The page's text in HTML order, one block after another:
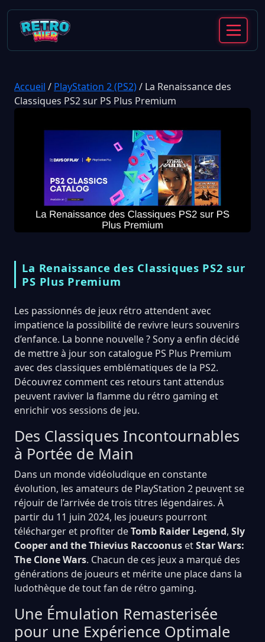
Accueil / PlayStation 2 (PS2)/ La Renaissance des
Classiques PS2 sur PS Plus Premium
La Renaissance des Classiques PS2 sur
PS Plus Premium
Les passionnés de jeux rétro attendent avec
impatience la possibilité de revivre leurs souvenirs
d’enfance. La bonne nouvelle ? Sony a enfin décidé
de mettre à jour son catalogue PS Plus Premium
avec des classiques emblématiques de la PS2.
Découvrez comment ces retours tant attendus
peuvent raviver la flamme du rétro gaming et
enrichir vos sessions de jeu.
Des Classiques Incontournables
à Portée de Main
Dans un monde vidéoludique en constante
évolution, les amateurs de PlayStation 2 peuvent se
réjouir de l’arrivée de trois titres légendaires. À
partir du 11 juin 2024, les joueurs pourront
télécharger et profiter deTomb Raider Legend, Sly
Cooper and the Thievius Raccoonus etStar Wars:
The Clone Wars. Chacun de ces jeux a marqué des
générations de joueurs et mérite une place dans la
ludothèque de tout fan de rétro gaming.
Une Émulation Remasterisée
pour une Expérience Optimale